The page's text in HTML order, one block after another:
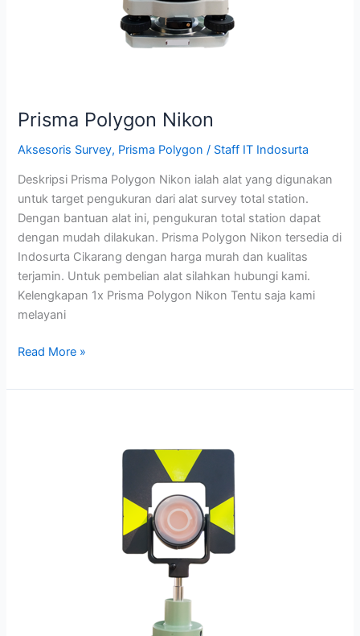
Prisma Polygon Nikon
Aksesoris Survey, Prisma Polygon / Staff IT Indosurta
Deskripsi Prisma Polygon Nikon ialah alat yang digunakan
untuk target pengukuran dari alat survey total station.
Dengan bantuan alat ini, pengukuran total station dapat
dengan mudah dilakukan. Prisma Polygon Nikon tersedia di
Indosurta Cikarang dengan harga murah dan kualitas
terjamin. Untuk pembelian alat silahkan hubungi kami.
Kelengkapan 1x Prisma Polygon Nikon Tentu saja kami
melayani
Read More »